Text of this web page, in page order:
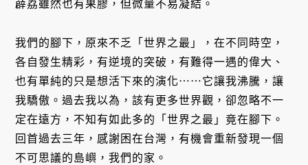
薜荔雖然也有果膠，但微量不易凝結。
我們的腳下，原來不乏「世界之最」，在不同時空，
各自發生精彩，有逆境的突破，有難得一遇的偉大、
也有單純的只是想活下來的演化⋯⋯它讓我沸騰，讓
我驕傲。過去我以為，該有更多世界觀，卻忽略不一
定在遠方，不知有如此多的「世界之最」竟在腳下。
回首過去三年，感謝困在台灣，有機會重新發現一個
不可思議的島嶼，我們的家。